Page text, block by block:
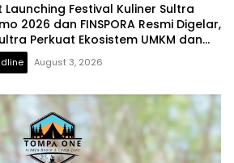
Launching Festival Kuliner Sultra
2026 dan FINSPORA Resmi Digelar,
Perkuat Ekosistem UMKM dan
Ekonomi
August 3, 2026